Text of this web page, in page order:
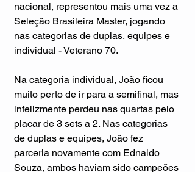
nacional, representou mais uma vez a
Seleção Brasileira Master, jogando
nas categorias de duplas, equipes e
individual - Veterano 70.
Na categoria individual, João ficou
muito perto de ir para a semifinal, mas
infelizmente perdeu nas quartas pelo
placar de 3 sets a 2. Nas categorias
de duplas e equipes, João fez
parceria novamente com Ednaldo
Souza, ambos haviam sido campeões